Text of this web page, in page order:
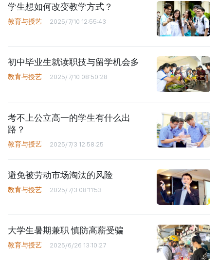
学生想如何改变教学方式？
教育与授艺 2025/7/10 12:55:43
初中毕业生就读职技与留学机会多
教育与授艺 2025/7/10 08:50:28
考不上公立高一的学生有什么出
路？
教育与授艺 2025/7/3 12:58:25
避免被劳动市场淘汰的风险
教育与授艺 2025/7/3 08:11:53
大学生暑期兼职 慎防高薪受骗
教育与授艺 2025/6/26 13:10:27